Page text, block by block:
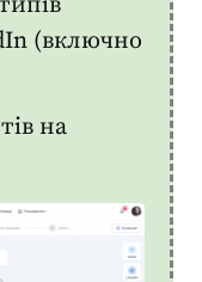
(включно
на